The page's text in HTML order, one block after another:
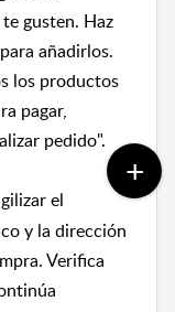
gusten. Haz
añadirlos.
los productos
pagar,
pedido".
el
y la dirección
Verifica